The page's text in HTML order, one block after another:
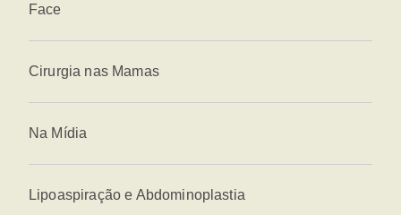
Face
Cirurgia nas Mamas
Na Mídia
Lipoaspiração e Abdominoplastia